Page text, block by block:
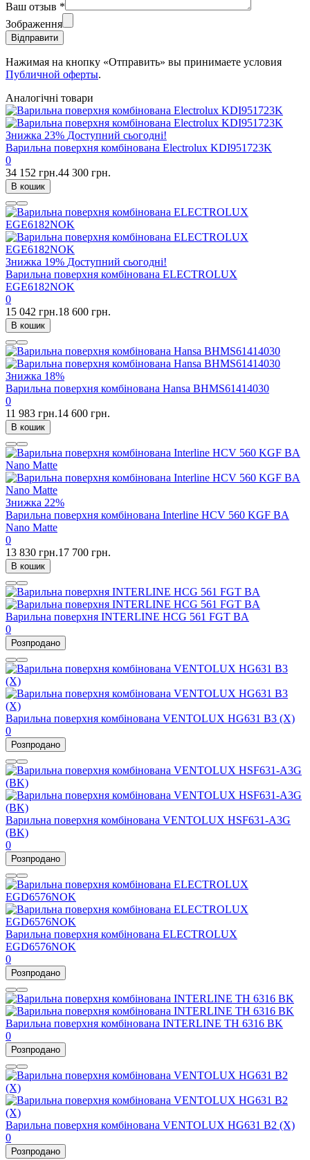
Ваш отзыв *
Зображення
Відправити
Нажимая на кнопку «Отправить» вы принимаете условия
Публичной оферты.
Аналогічні товари
Знижка 23% Доступний сьогодні!
Варильна поверхня комбінована Electrolux KDI951723K
0
34 152 грн.44 300 грн.
В кошик
Знижка 19% Доступний сьогодні!
Варильна поверхня комбінована ELECTROLUX
EGE6182NOK
0
15 042 грн.18 600 грн.
В кошик
Знижка 18%
Варильна поверхня комбінована Hansa BHMS61414030
0
11 983 грн.14 600 грн.
В кошик
Знижка 22%
Варильна поверхня комбінована Interline HCV 560 KGF BA
Nano Matte
0
13 830 грн.17 700 грн.
В кошик
Варильна поверхня INTERLINE HCG 561 FGT BA
0
Розпродано
Варильна поверхня комбінована VENTOLUX HG631 B3 (X)
0
Розпродано
Варильна поверхня комбінована VENTOLUX HSF631-A3G
(BK)
0
Розпродано
Варильна поверхня комбінована ELECTROLUX
EGD6576NOK
0
Розпродано
Варильна поверхня комбінована INTERLINE TH 6316 BK
0
Розпродано
Варильна поверхня комбінована VENTOLUX HG631 B2 (X)
0
Розпродано